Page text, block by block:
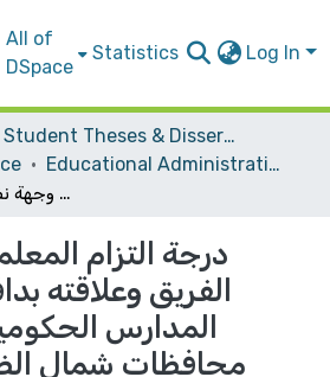
All of
DSpace
Statistics Log In
Student Theses & Dissertations
Educational Administration
درجة التزام المعلمين بمبادئ روح الفريق وعلاقته بدافعية الإنجاز في المدارس الحكومية الأساسية في محافظات شمال الضفة الغربية من وجهة نظر المعلمين أنفسهم
درجة التزام
الفريق وعلاقته
المدارس
محافظات شمال